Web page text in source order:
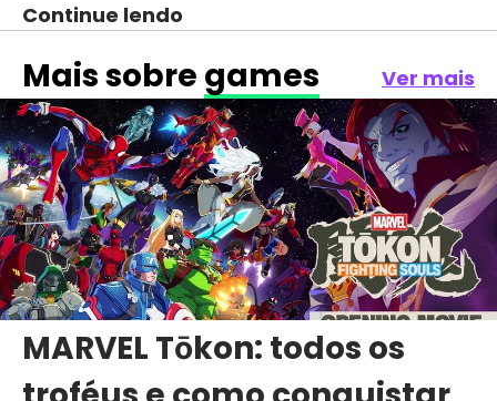
Continue lendo
Mais sobre games Ver mais
MARVEL Tōkon: todos os